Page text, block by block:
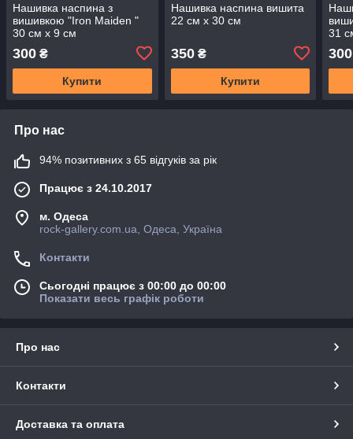
Нашивка наспина з
вишивкою "Iron Maiden "
30 см х 9 см
300 ₴
Купити
Нашивка наспина вишита
22 см х 30 см
350₴
Купити
31
300
Про нас
94% позитивних з 65 відгуків за рік
Працює з 24.10.2017
м. Одеса
rock-gallery.com.ua, Одеса, Україна
Контакти
Сьогодні працює з 00:00 до 00:00
Показати весь графік роботи
Про нас
Контакти
Доставка та оплата